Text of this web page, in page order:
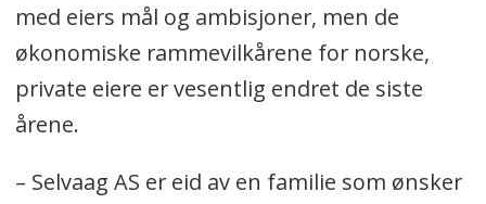
med eiers mål og ambisjoner, men de
økonomiske rammevilkårene for norske,
private eiere er vesentlig endret de siste
årene.
– Selvaag AS er eid av en familie som ønsker